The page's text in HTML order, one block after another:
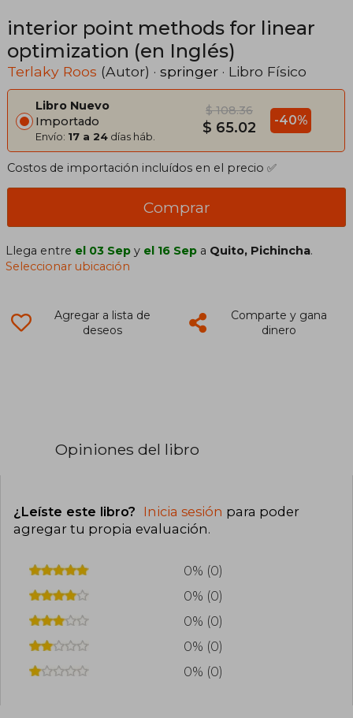
interior point methods for linear
optimization (en Inglés)
Terlaky Roos (Autor) · springer · Libro Físico
Libro Nuevo
Importado
Envío: 17 a 24 días háb.
$ 108.36
$ 65.02 -40%
Costos de importación incluídos en el precio ✅
Comprar
Llega entre el 03 Sep y el 16 Sep a Quito, Pichincha.
Seleccionar ubicación
Agregar a lista de
deseos
Comparte y gana
dinero
Opiniones del libro
¿Leíste este libro? Inicia sesión para poder
agregar tu propia evaluación.
0% (0)
0% (0)
0% (0)
0% (0)
0% (0)